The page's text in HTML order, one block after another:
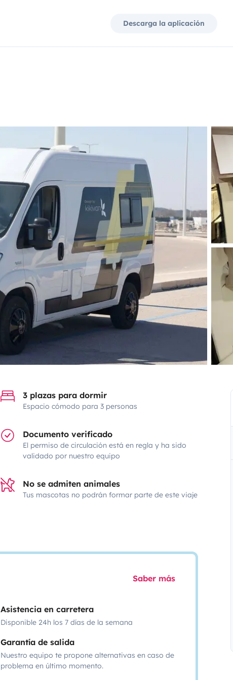
Descarga la aplicación
3 plazas para dormir
Espacio cómodo para 3 personas
Documento verificado
El permiso de circulación está en regla y ha sido
validado por nuestro equipo
No se admiten animales
Tus mascotas no podrán formar parte de este viaje
Saber más
Asistencia en carretera
Disponible 24h los 7 días de la semana
Garantía de salida
Nuestro equipo te propone alternativas en caso de
problema en último momento.